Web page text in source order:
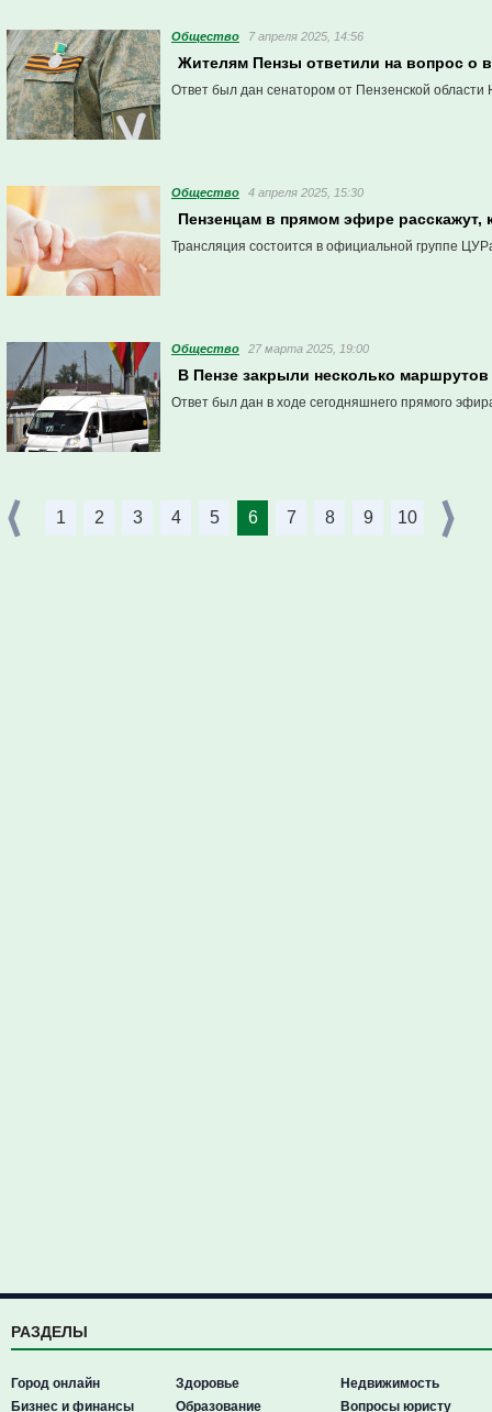
Общество 7 апреля 2025, 14:56
Жителям Пензы ответили на вопрос о
Ответ был дан сенатором от Пензенской области
Общество 4 апреля 2025, 15:30
Пензенцам в прямом эфире расскажут,
Трансляция состоится в официальной группе
Общество 27 марта 2025, 19:00
В Пензе закрыли несколько
Ответ был дан в ходе сегодняшнего прямого
1 2 3 4 5 6 7 8 9 10
РАЗДЕЛЫ
Город онлайн
Бизнес и финансы
Здоровье
Образование
Недвижимость
Вопросы юристу